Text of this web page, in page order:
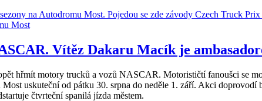
Vítěz Dakaru Macík je
hřmít motory trucků a vozů NASCAR. Motorističtí fanoušci se
uskuteční od pátku 30. srpna do neděle 1. září. Akci
čtvrteční spanilá jízda městem.